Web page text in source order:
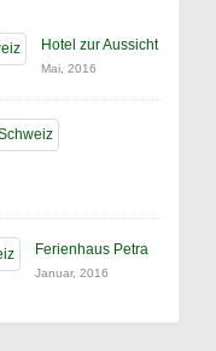
Hotel zur Aussicht
Mai, 2016
Ferienhaus Petra
Januar, 2016